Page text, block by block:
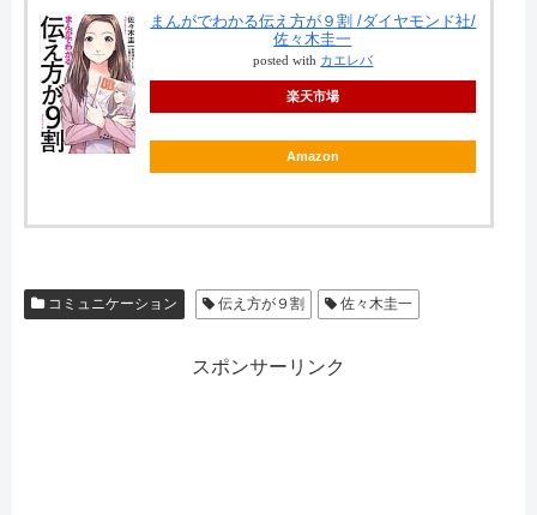
まんがでわかる伝え方が９割 /ダイヤモンド社/
佐々木圭一
posted with カエレバ
楽天市場
Amazon
コミュニケーション 伝え方が９割 佐々木圭一
スポンサーリンク